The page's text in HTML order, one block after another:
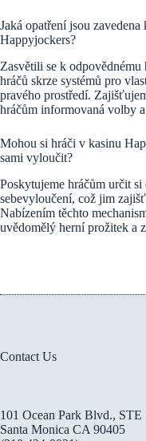
Jaká opatření jsou
Happyjockers?
Zasvětili se k odpovědnému
hráčů skrze systémů pro
pravého prostředí.
hráčům informovaná volby
Mohou si hráči v kasinu
sami vyloučit?
Poskytujeme hráčům určit
sebevyloučení, což jim
Nabízením těchto
uvědomělý herní prožitek a
Contact Us
101 Ocean Park Blvd., STE
Santa Monica CA 90405